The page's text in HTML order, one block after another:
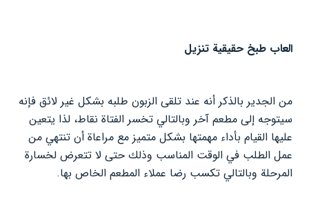
العاب طبخ حقيقية تنزيل
من الجدير بالذكر أنه عند تلقى الزبون طلبه بشكل غير لائق فإنه
سيتوجه إلى مطعم آخر وبالتالي تخسر الفتاة نقاط، لذا يتعين
عليها القيام بأداء مهمتها بشكل متميز مع مراعاة أن تنتهي من
عمل الطلب في الوقت المناسب وذلك حتى لا تتعرض لخسارة
المرحلة وبالتالي تكسب رضا عملاء المطعم الخاص بها.